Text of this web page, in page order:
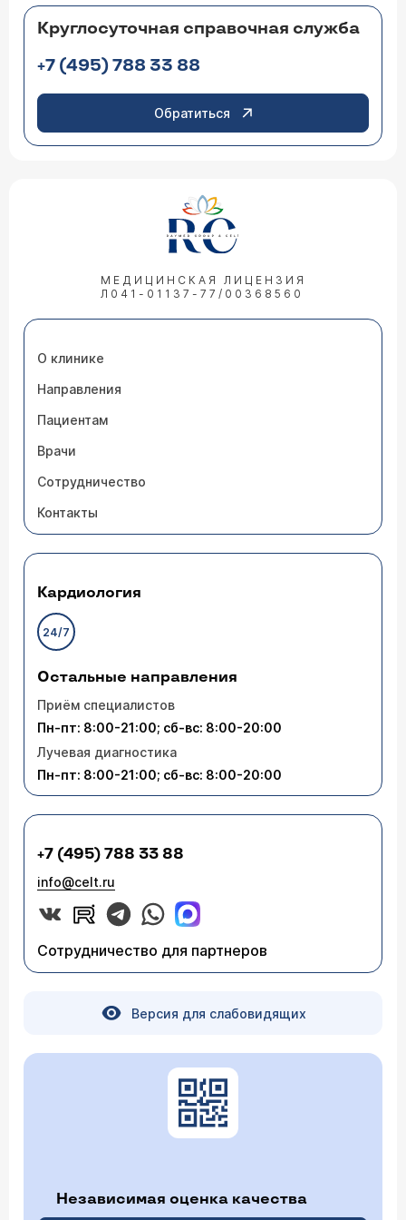
Круглосуточная справочная служба
+7 (495) 788 33 88
Обратиться
МЕДИЦИНСКАЯ ЛИЦЕНЗИЯ
Л041-01137-77/00368560
О клинике
Направления
Пациентам
Врачи
Сотрудничество
Контакты
Кардиология
24/7
Остальные направления
Приём специалистов
Пн-пт: 8:00-21:00; сб-вс: 8:00-20:00
Лучевая диагностика
Пн-пт: 8:00-21:00; сб-вс: 8:00-20:00
+7 (495) 788 33 88
info@celt.ru
Сотрудничество для партнеров
Версия для слабовидящих
Независимая оценка качества